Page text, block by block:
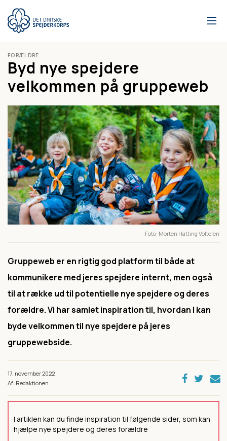
hovedindhold
FORÆLDRE
Byd nye spejdere
velkommen på gruppeweb
Foto Morten Hatting Voltelen
Gruppeweb er en rigtig god platform til både at
kommunikere med jeres spejdere internt, men også
til at række ud til potentielle nye spejdere og deres
forældre. Vi har samlet inspiration til, hvordan I kan
byde velkommen til nye spejdere på jeres
gruppewebside.
17. november 2022
Af: Redaktionen
I artiklen kan du finde inspiration til følgende sider, som kan
hjælpe nye spejdere og deres forældre